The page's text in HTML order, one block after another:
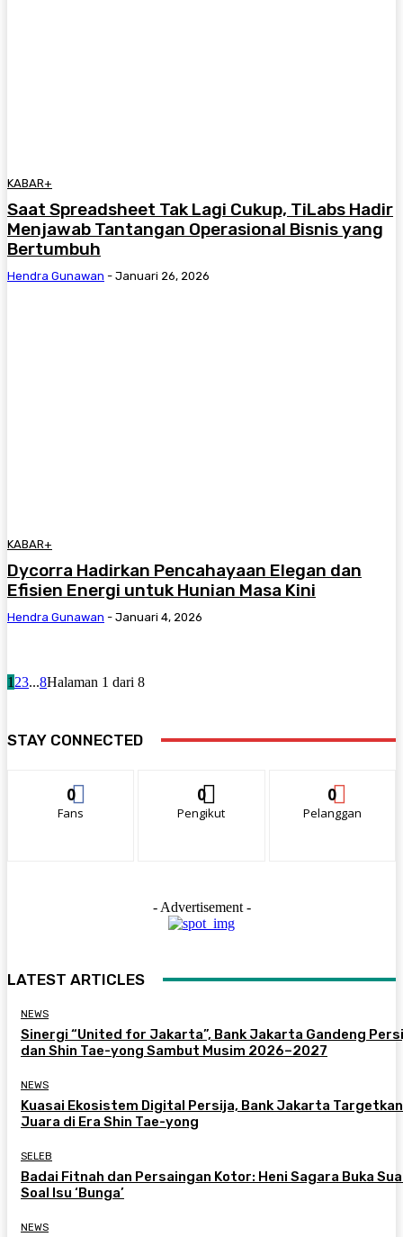
KABAR+
Saat Spreadsheet Tak Lagi Cukup, TiLabs Hadir
Menjawab Tantangan Operasional Bisnis yang
Bertumbuh
Hendra Gunawan - Januari 26, 2026
KABAR+
Dycorra Hadirkan Pencahayaan Elegan dan
Efisien Energi untuk Hunian Masa Kini
Hendra Gunawan - Januari 4, 2026
1 23...8Halaman 1 dari 8
STAY CONNECTED
0
Fans
0
Pengikut
0
Pelanggan
- Advertisement -
LATEST ARTICLES
NEWS
Sinergi “United for Jakarta”, Bank Jakarta Gandeng
dan Shin Tae-yong Sambut Musim 2026–2027
NEWS
Kuasai Ekosistem Digital Persija, Bank Jakarta Targetkan
Juara di Era Shin Tae-yong
SELEB
Badai Fitnah dan Persaingan Kotor: Heni Sagara Buka
Soal Isu ‘Bunga’
NEWS